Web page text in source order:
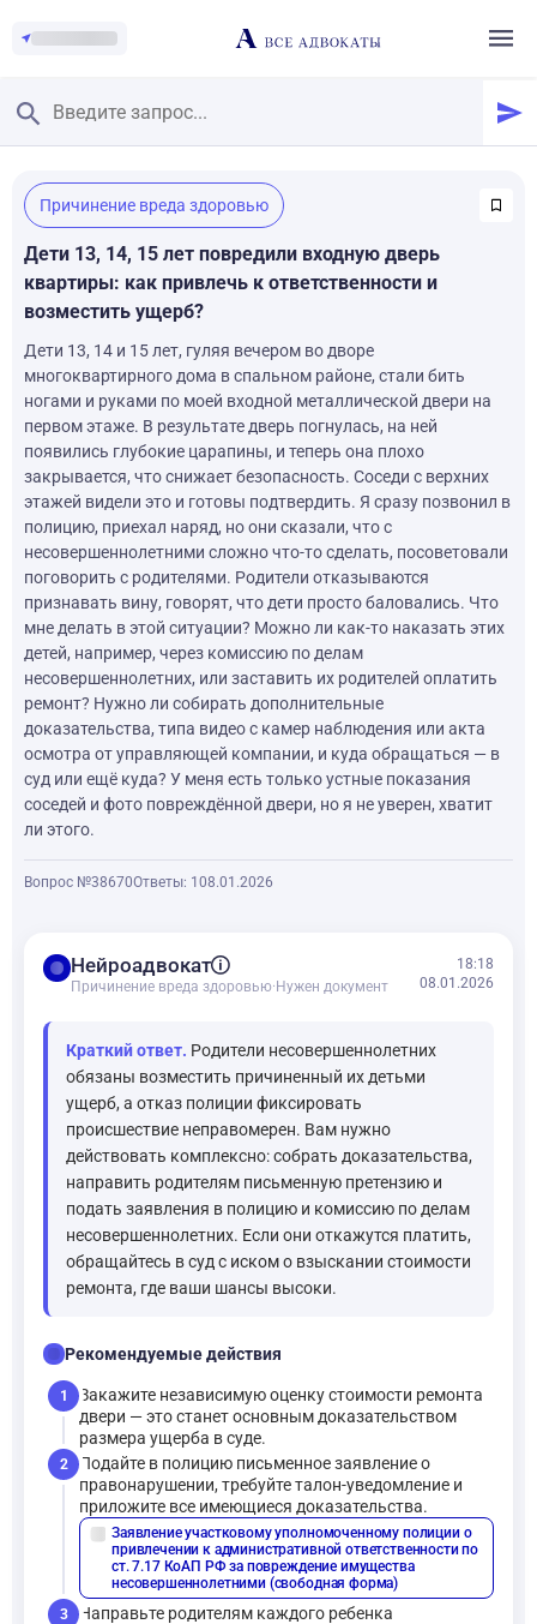
Главная
/
Смотреть заданные вопросы
/
Задать вопрос
Причинение вреда здоровью
Дети 13, 14, 15 лет повредили входную дверь
квартиры: как привлечь к ответственности и
возместить ущерб?
Дети 13, 14 и 15 лет, гуляя вечером во дворе
многоквартирного дома в спальном районе, стали бить
ногами и руками по моей входной металлической двери на
первом этаже. В результате дверь погнулась, на ней
появились глубокие царапины, и теперь она плохо
закрывается, что снижает безопасность. Соседи с верхних
этажей видели это и готовы подтвердить. Я сразу позвонил в
полицию, приехал наряд, но они сказали, что с
несовершеннолетними сложно что-то сделать, посоветовали
поговорить с родителями. Родители отказываются
признавать вину, говорят, что дети просто баловались. Что
мне делать в этой ситуации? Можно ли как-то наказать этих
детей, например, через комиссию по делам
несовершеннолетних, или заставить их родителей оплатить
ремонт? Нужно ли собирать дополнительные
доказательства, типа видео с камер наблюдения или акта
осмотра от управляющей компании, и куда обращаться — в
суд или ещё куда? У меня есть только устные показания
соседей и фото повреждённой двери, но я не уверен, хватит
ли этого.
Вопрос №38670Ответы: 1 08.01.2026
balanceНейроадвокат
Причинение вреда здоровью· Нужен документ
18:18
08.01.2026
Краткий ответ. Родители несовершеннолетних
обязаны возместить причиненный их детьми
ущерб, а отказ полиции фиксировать
происшествие неправомерен. Вам нужно
действовать комплексно: собрать доказательства,
направить родителям письменную претензию и
подать заявления в полицию и комиссию по делам
несовершеннолетних. Если они откажутся платить,
обращайтесь в суд с иском о взыскании стоимости
ремонта, где ваши шансы высоки.
checklistРекомендуемые действия
1
Закажите независимую оценку стоимости ремонта
двери — это станет основным доказательством
размера ущерба в суде.
2
Подайте в полицию письменное заявление о
правонарушении, требуйте талон-уведомление и
приложите все имеющиеся доказательства.
Заявление участковому уполномоченному полиции о
привлечении к административной ответственности по
ст. 7.17 КоАП РФ за повреждение имущества
несовершеннолетними (свободная форма)
3
Направьте родителям каждого ребенка